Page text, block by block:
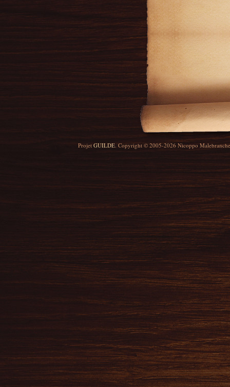
Projet GUILDE. Copyright © 2005-2026 Nicoppo Malebranche